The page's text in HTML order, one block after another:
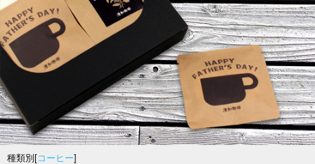
種類別[コーヒー]